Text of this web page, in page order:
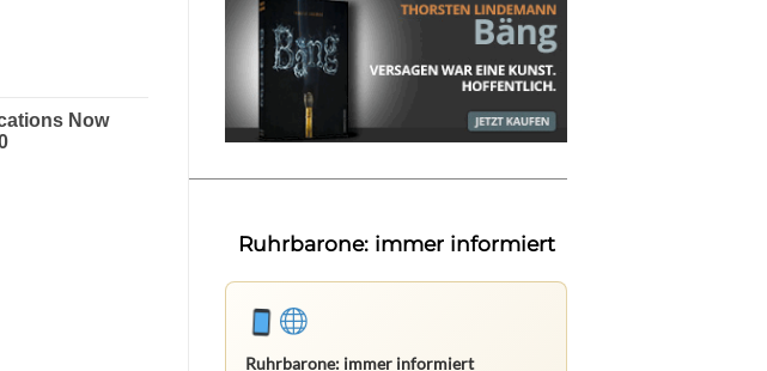
Ruhrbarone: immer informiert
Ruhrbarone: immer informiert